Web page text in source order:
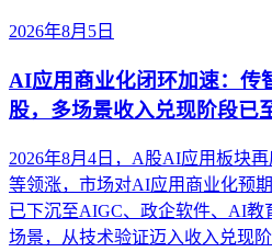
2026年8月5日
AI应用商业化闭环加速：传
股，多场景收入兑现阶段已
2026年8月4日，A股AI应用板块
等领涨，市场对AI应用商业化预
已下沉至AIGC、政企软件、AI教
场景，从技术验证迈入收入兑现